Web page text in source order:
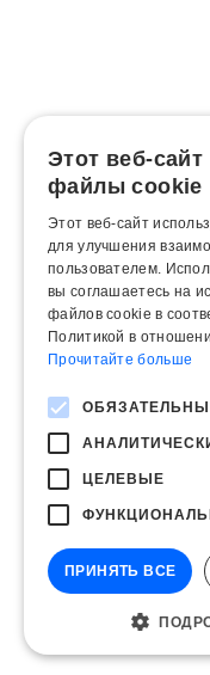
Этот веб-сайт
файлы cookie
Этот веб-сайт
для улучшения
пользователем.
вы соглашаетесь на
файлов cookie в
Политикой в
Прочитайте больше
ЦЕЛЕВЫЕ
ПРИНЯТЬ ВСЕ